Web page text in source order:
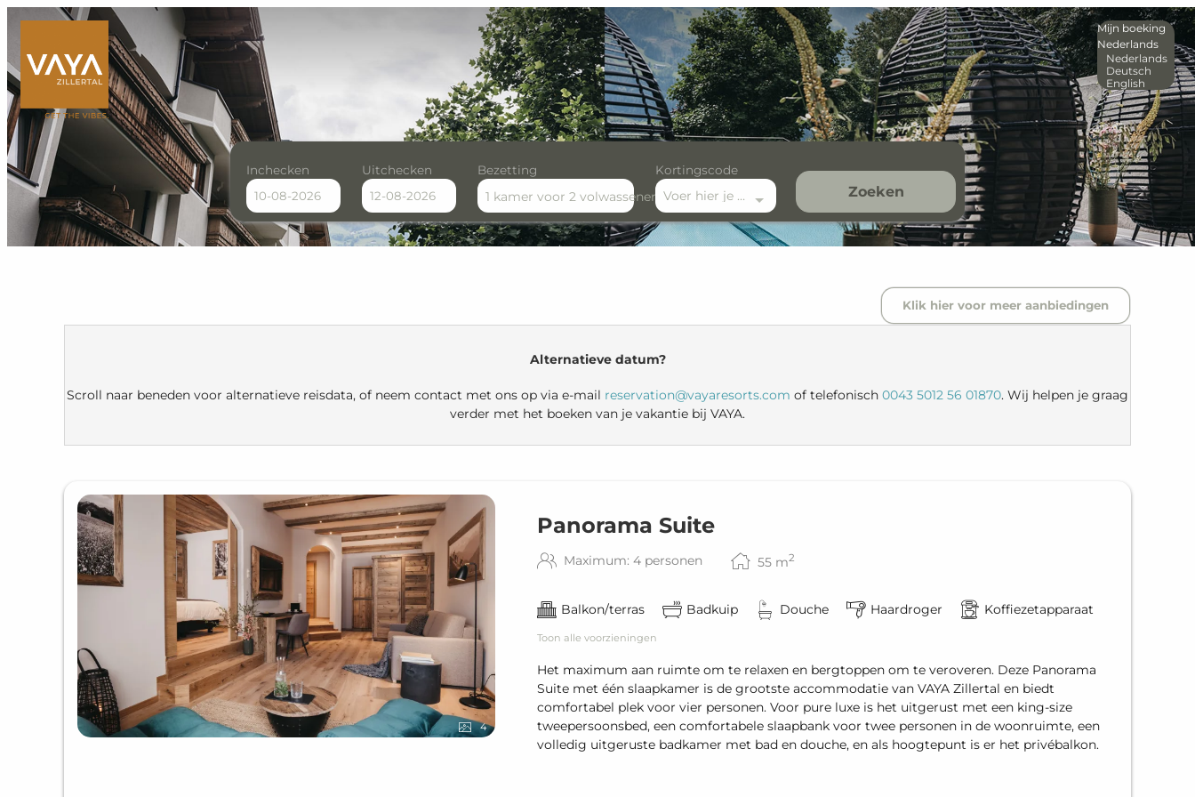
Inchecken Uitchecken Bezetting
1 kamer voor 2 volwassenen
Kortingscode
Voer hier je kortingscode in Zoeken
Mijn boeking
Nederlands
Nederlands
Deutsch
English
Klik hier voor meer aanbiedingen
Alternatieve datum?
Scroll naar beneden voor alternatieve reisdata, of neem contact met ons op via e-mail reservation@vayaresorts.com of telefonisch 0043 5012 56 01870. Wij helpen je graag
verder met het boeken van je vakantie bij VAYA.
4
Panorama Suite
Maximum: 4 personen 55 m2
Balkon/terras Badkuip Douche Haardroger Koffiezetapparaat
Toon alle voorzieningen
Het maximum aan ruimte om te relaxen en bergtoppen om te veroveren. Deze Panorama
Suite met één slaapkamer is de grootste accommodatie van VAYA Zillertal en biedt
comfortabel plek voor vier personen. Voor pure luxe is het uitgerust met een king-size
tweepersoonsbed, een comfortabele slaapbank voor twee personen in de woonruimte, een
volledig uitgeruste badkamer met bad en douche, en als hoogtepunt is er het privébalkon.